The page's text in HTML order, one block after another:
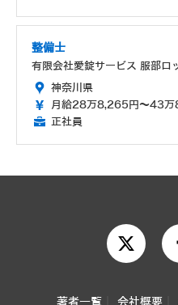
整備士
有限会社愛錠サービス 服部ロ
神奈川県
月給28万8,265円～43万
正社員
著者一覧 会社概要